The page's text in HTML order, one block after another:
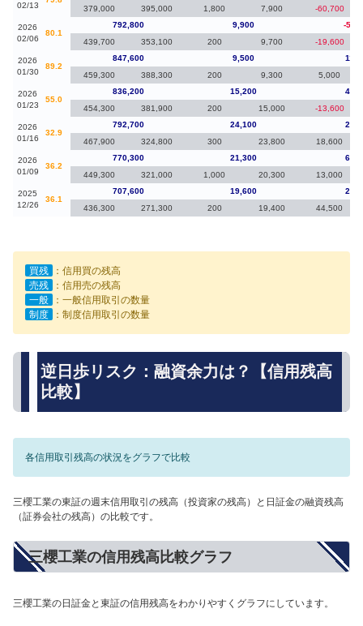
02/13
379,000
395,000 1,800 7,900 -60,700
2026
02/06
80.1
792,800 9,900
-
439,700
353,100 200 9,700 -19,600
2026
01/30
89.2
847,600 9,500
459,300
388,300 200 9,300 5,000
2026
01/23
55.0
836,200 15,200
454,300
381,900 200 15,000 -13,600
2026
01/16
32.9
792,700 24,100
467,900
324,800 300 23,800 18,600
2026
01/09
36.2
770,300 21,300
449,300
321,000 1,000 20,300 13,000
2025
12/26
36.1
707,600 19,600
436,300
271,300 200 19,400 44,500
買残
：信用買の残高
売残
：信用売の残高
一般
：一般信用取引の数量
制度
：制度信用取引の数量
逆日歩リスク：融資余力は？【信用残高
比較】
各信用取引残高の状況をグラフで比較
三櫻工業の東証の週末信用取引の残高（投資家の残高）と日証金の融資残高
（証券会社の残高）の比較です。
三櫻工業の信用残高比較グラフ
三櫻工業の日証金と東証の信用残高をわかりやすくグラフにしています。